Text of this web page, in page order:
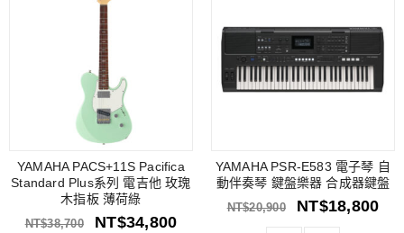
YAMAHA PACS+11S Pacifica
Standard Plus系列 電吉他 玫瑰
木指板 薄荷綠
NT$38,700 NT$34,800
YAMAHA PSR-E583 電子琴 自
動伴奏琴 鍵盤樂器 合成器鍵盤
NT$20,900 NT$18,800